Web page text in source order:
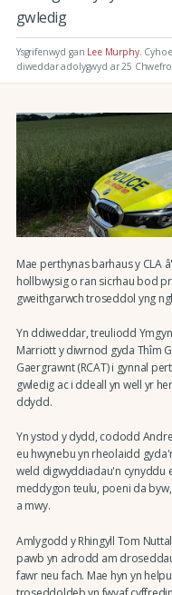
gwledig
Ysgrifenwyd gan Lee Murphy.
diweddar adolygwyd ar 25
Mae perthynas barhaus y CLA
hollbwysig o ran sicrhau bod
gweithgarwch troseddol yng
Yn ddiweddar, treuliodd
Marriott y diwrnod gyda Thîm
Gaergrawnt (RCAT) i gynnal
gwledig ac i ddeall yn well yr
ddydd.
Yn ystod y dydd, cododd
eu hwynebu yn rheolaidd
weld digwyddiadau'n cynyddu
meddygon teulu, poeni da
a mwy.
Amlygodd y Rhingyll Tom
pawb yn adrodd am
fawr neu fach. Mae hyn yn